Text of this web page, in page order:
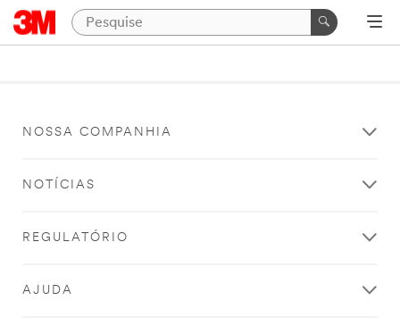
NOSSA COMPANHIA
NOTÍCIAS
REGULATÓRIO
AJUDA